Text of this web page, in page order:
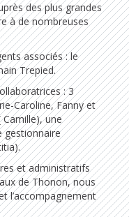
des plus grandes
à de nombreuses
associés : le
Trepied.
: 3
Caroline, Fanny et
Camille), une
gestionnaire
et administratifs
de Thonon, nous
l’accompagnement